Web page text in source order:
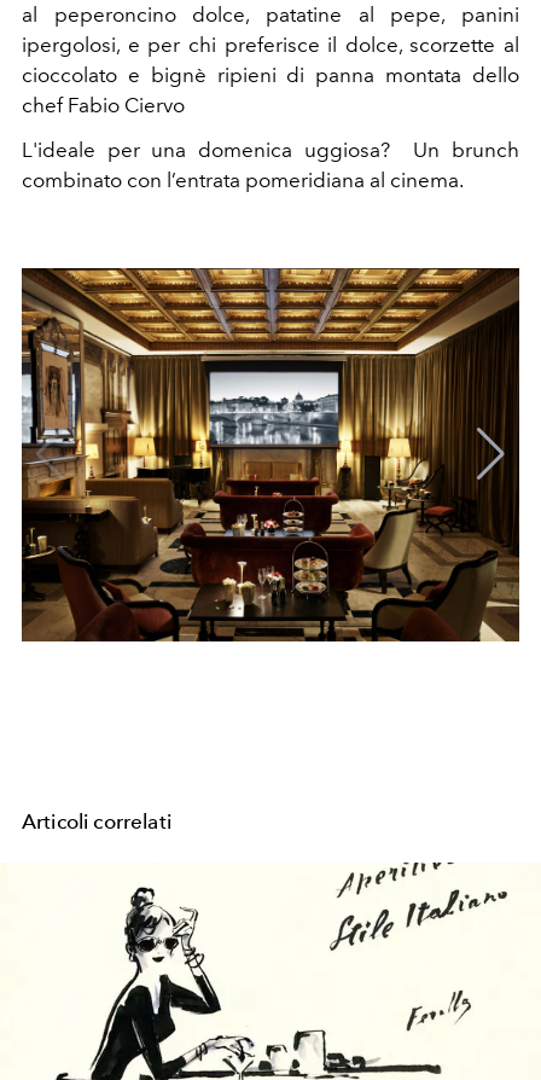
al peperoncino dolce, patatine al pepe, panini
ipergolosi, e per chi preferisce il dolce, scorzette al
cioccolato e bignè ripieni di panna montata dello
chef Fabio Ciervo
L'ideale per una domenica uggiosa? Un brunch
combinato con l’entrata pomeridiana al cinema.
Articoli correlati